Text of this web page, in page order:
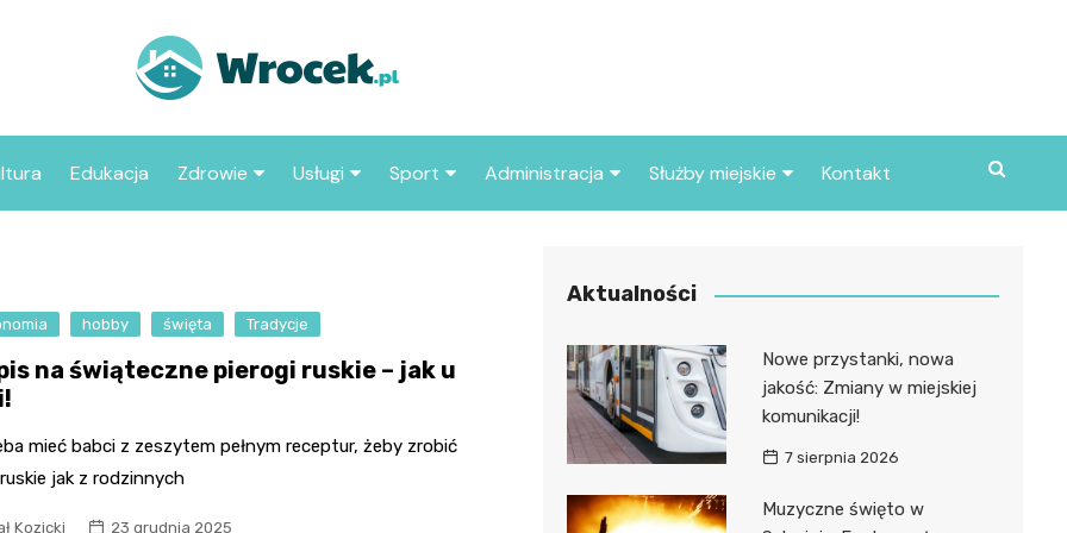
we
Edukacja Zdrowie
Apteka
Usługi
Taxi
Stacja paliw
Sport
sportowe
Administracja
Urząd miasta
Służby miejskie
Policja
Kontakt
hobby święta Tradycje
na świąteczne pierogi ruskie – jak u
mieć babci z zeszytem pełnym receptur, żeby zrobić
jak z rodzinnych
Kozicki 23 grudnia 2025
Aktualności
Nowe przystanki, nowa
jakość: Zmiany w miejskiej
komunikacji!
7 sierpnia 2026
Muzyczne święto w